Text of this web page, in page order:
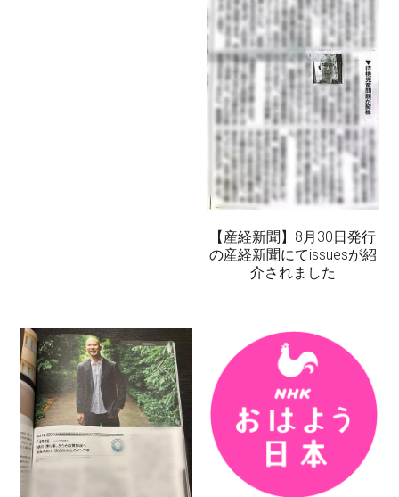
【産経新聞】8月30日発行
の産経新聞にてissuesが紹
介されました